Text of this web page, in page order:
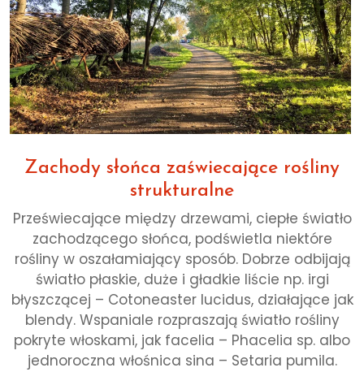
Zachody słońca zaświecające rośliny
strukturalne
Przeświecające między drzewami, ciepłe światło
zachodzącego słońca, podświetla niektóre
rośliny w oszałamiający sposób. Dobrze odbijają
światło płaskie, duże i gładkie liście np. irgi
błyszczącej – Cotoneaster lucidus, działające jak
blendy. Wspaniale rozpraszają światło rośliny
pokryte włoskami, jak facelia – Phacelia sp. albo
jednoroczna włośnica sina – Setaria pumila.